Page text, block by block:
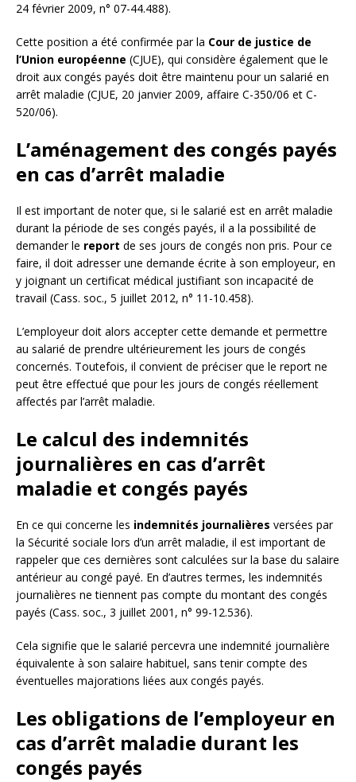
24 février 2009, n° 07-44.488).
Cette position a été confirmée par la Cour de justice de
l’Union européenne (CJUE), qui considère également que le
droit aux congés payés doit être maintenu pour un salarié en
arrêt maladie (CJUE, 20 janvier 2009, affaire C-350/06 et C-
520/06).
L’aménagement des congés payés
en cas d’arrêt maladie
Il est important de noter que, si le salarié est en arrêt maladie
durant la période de ses congés payés, il a la possibilité de
demander le report de ses jours de congés non pris. Pour ce
faire, il doit adresser une demande écrite à son employeur, en
y joignant un certificat médical justifiant son incapacité de
travail (Cass. soc., 5 juillet 2012, n° 11-10.458).
L’employeur doit alors accepter cette demande et permettre
au salarié de prendre ultérieurement les jours de congés
concernés. Toutefois, il convient de préciser que le report ne
peut être effectué que pour les jours de congés réellement
affectés par l’arrêt maladie.
Le calcul des indemnités
journalières en cas d’arrêt
maladie et congés payés
En ce qui concerne les indemnités journalières versées par
la Sécurité sociale lors d’un arrêt maladie, il est important de
rappeler que ces dernières sont calculées sur la base du salaire
antérieur au congé payé. En d’autres termes, les indemnités
journalières ne tiennent pas compte du montant des congés
payés (Cass. soc., 3 juillet 2001, n° 99-12.536).
Cela signifie que le salarié percevra une indemnité journalière
équivalente à son salaire habituel, sans tenir compte des
éventuelles majorations liées aux congés payés.
Les obligations de l’employeur en
cas d’arrêt maladie durant les
congés payés